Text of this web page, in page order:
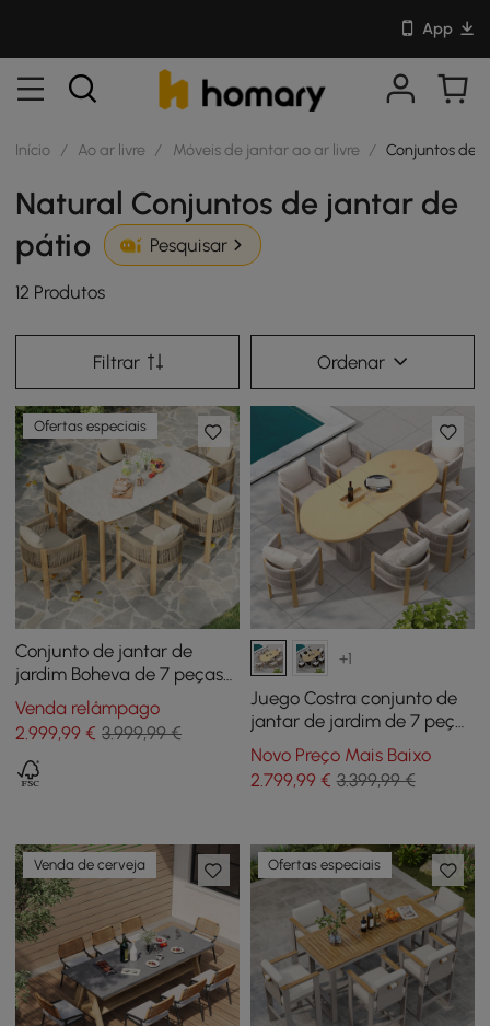
App
Início / Ao ar livre / Móveis de jantar ao ar livre / Conjuntos de
Natural Conjuntos de jantar de
pátio
Pesquisar
12 Produtos
Filtrar Ordenar
Ofertas especiais
Conjunto de jantar de
jardim Boheva de 7 peças
de betão e teca com
tecido de corda e 6
cadeiras
Venda relâmpago
2.999,99 € 3.999,99 €
+1
Juego Costra conjunto de
jantar de jardim de 7 peças
com mesa extensível e
poltronas tecidas
Novo Preço Mais Baixo
2.799,99€ 3.399,99 €
Venda de cerveja Ofertas especiais